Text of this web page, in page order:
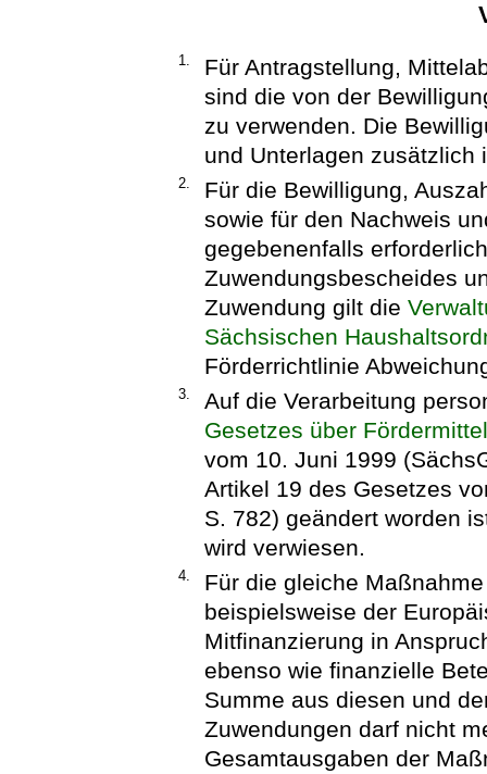
1.
Für Antragstellung,
sind die von der
zu verwenden. Die
und Unterlagen zusätzlich
2.
Für die Bewilligung,
sowie für den Nachweis
gegebenenfalls
Zuwendungsbescheides
Zuwendung gilt die
Sächsischen
Förderrichtlinie
3.
Auf die Verarbeitung
Gesetzes über
vom 10. Juni 1999
Artikel 19 des Gesetzes
S. 782) geändert worden
wird verwiesen.
4.
Für die gleiche
beispielsweise der
Mitfinanzierung in
ebenso wie finanzielle
Summe aus diesen und
Zuwendungen darf nicht
Gesamtausgaben der